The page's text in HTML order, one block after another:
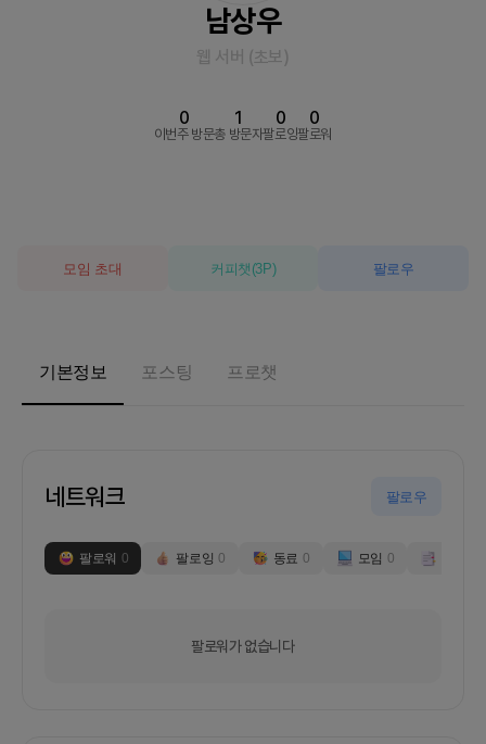
남상우
웹 서버 (초보)
이번주 방문
0
총 방문자
1
팔로잉
0
팔로워
0
모임 초대 커피챗 (3P) 팔로우
기본정보 포스팅 프로챗
네트워크 팔로우
팔로워 0 팔로잉 0 동료 0 모임 0
팔로워가 없습니다